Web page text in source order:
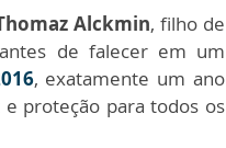
Alckmin, filho de
de falecer em um
, exatamente um ano
proteção para todos os